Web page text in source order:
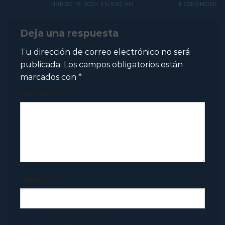
MARZO 19, 2024 EN 9:52 AM RESPONDER
Deja una respuesta
Tu dirección de correo electrónico no será
publicada. Los campos obligatorios están
marcados con *